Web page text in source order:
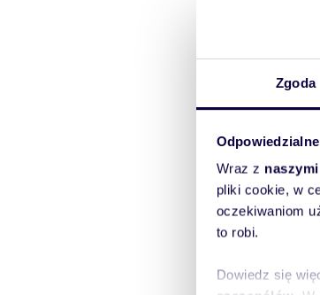
Zgoda
Wraz z
pliki cookie, w
oczekiwaniom
to robi.
Dowiedz się